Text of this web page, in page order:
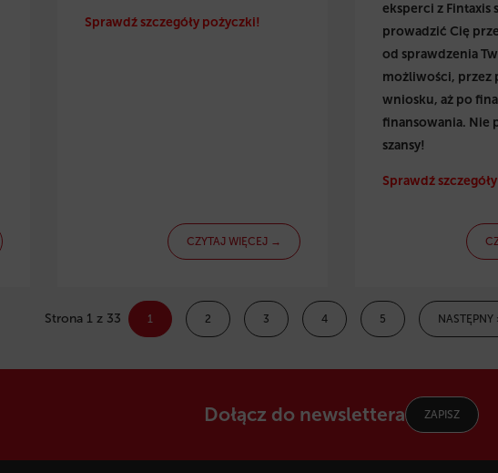
Sprawdź szczegóły pożyczki!
CZYTAJ WIĘCEJ →
eksperci z Fintaxis
prowadzić Cię
od sprawdzenia
możliwości, przez
wniosku, aż po
finansowania. Nie
szansy!
Sprawdź
Strona 1 z 33 1 2 3 4 5 NASTĘPNY
Dołącz do newslettera ZAPISZ